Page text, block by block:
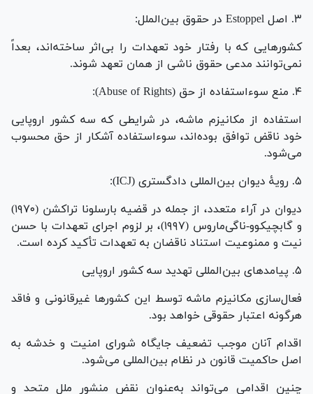
۳. اصل Estoppel در حقوق بین‌الملل:
کشورهایی که با رفتار خود تعهدات را بی‌اثر ساخته‌اند، بعداً
نمی‌توانند مدعی حقوق ناشی از همان تعهد شوند.
۴. منع سوء‌استفاده از حق (Abuse of Rights):
استفاده از مکانیزم ماشه، در شرایطی که سه کشور اروپایی
خود ناقض توافق بوده‌اند، سوء‌استفاده آشکار از حق محسوب
می‌شود.
۵. رویۀ دیوان بین‌المللی دادگستری (ICJ):
دیوان در آراء متعدد، از جمله در قضیه بارسلونا تراکشن (۱۹۷۰)
و گابچیکوو-ناگی‌ماروس (۱۹۹۷)، بر لزوم اجرای تعهدات با حسن
نیت و ممنوعیت استناد ناقضان به تعهدات تأکید کرده است.
۵. پیامدهای بین‌المللی تهدید سه کشور اروپایی
فعال‌سازی مکانیزم ماشه توسط این کشورها غیرقانونی و فاقد
هرگونه اعتبار حقوقی خواهد بود.
اقدام آنان موجب تضعیف جایگاه شورای امنیت و خدشه به
اصل حاکمیت قانون در نظام بین‌المللی می‌شود.
چنین اقدامی می‌تواند به‌عنوان نقض منشور ملل متحد و